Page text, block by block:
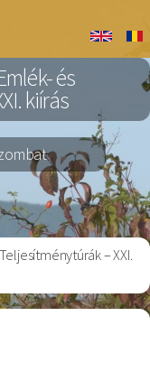
Gyalog
és
kiírás
– XXI.